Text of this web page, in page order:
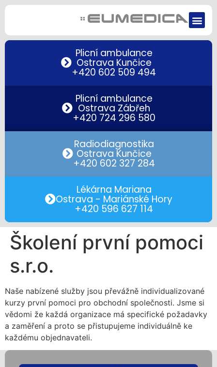
Plicní ambulance
Ostrava Kunčice
+420 602 509 494
Plicní ambulance
Ostrava Zábřeh
+420 724 296 580
Radiodiagnostika
Ostrava Kunčice
+420 602 327 284
Lékárna Mariana
Ostrava - Mariánské Hory
+420 596 627 114
Školení první pomoci
s.r.o.
Naše nabízené služby jsou převážně individualizované
kurzy první pomoci pro obchodní společnosti. Jsme si
vědomi že každá organizace má specifické požadavky
a zaměření a proto se přistupujeme individuálně ke
každému objednavateli.